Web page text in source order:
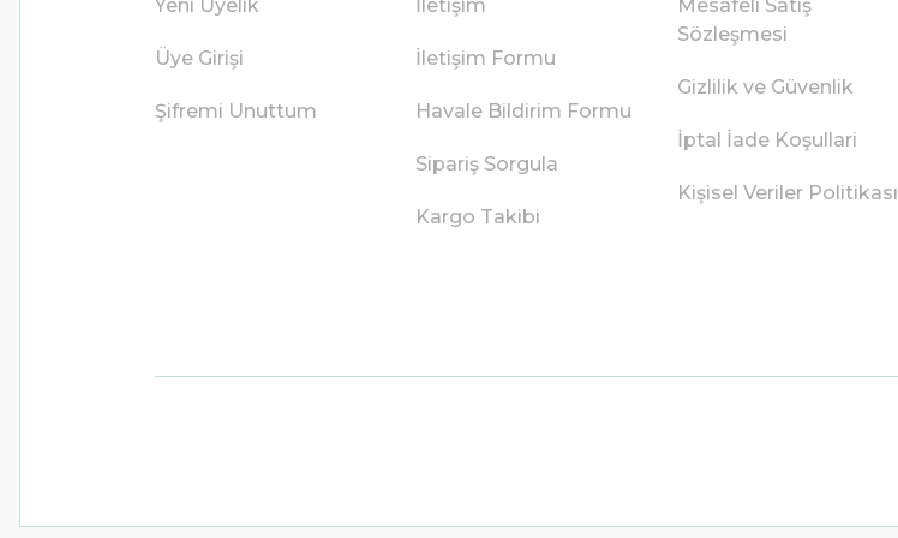
Yeni Üyelik
Üye Girişi
Şifremi Unuttum
İletişim
İletişim Formu
Havale Bildirim Formu
Sipariş Sorgula
Kargo Takibi
Mesafeli Satış
Sözleşmesi
Gizlilik ve Güvenlik
İptal İade Koşullari
Kişisel Veriler Politikası